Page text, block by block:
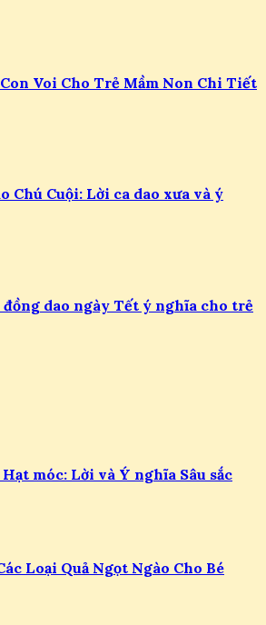
Voi Cho Trẻ Mầm Non Chi Tiết
Chú Cuội: Lời ca dao xưa và ý
dao ngày Tết ý nghĩa cho trẻ
móc: Lời và Ý nghĩa Sâu sắc
Loại Quả Ngọt Ngào Cho Bé